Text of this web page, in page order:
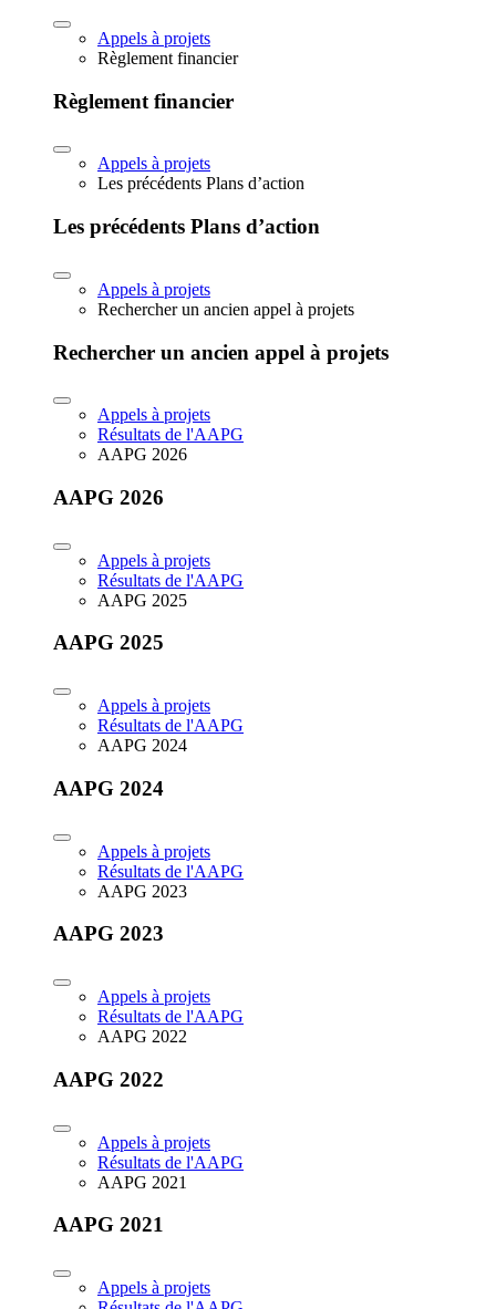
Appels à projets
Règlement financier
Règlement financier
Appels à projets
Les précédents Plans d’action
Les précédents Plans d’action
Appels à projets
Rechercher un ancien appel à projets
Rechercher un ancien appel à projets
Appels à projets
Résultats de l'AAPG
AAPG 2026
AAPG 2026
Appels à projets
Résultats de l'AAPG
AAPG 2025
AAPG 2025
Appels à projets
Résultats de l'AAPG
AAPG 2024
AAPG 2024
Appels à projets
Résultats de l'AAPG
AAPG 2023
AAPG 2023
Appels à projets
Résultats de l'AAPG
AAPG 2022
AAPG 2022
Appels à projets
Résultats de l'AAPG
AAPG 2021
AAPG 2021
Appels à projets